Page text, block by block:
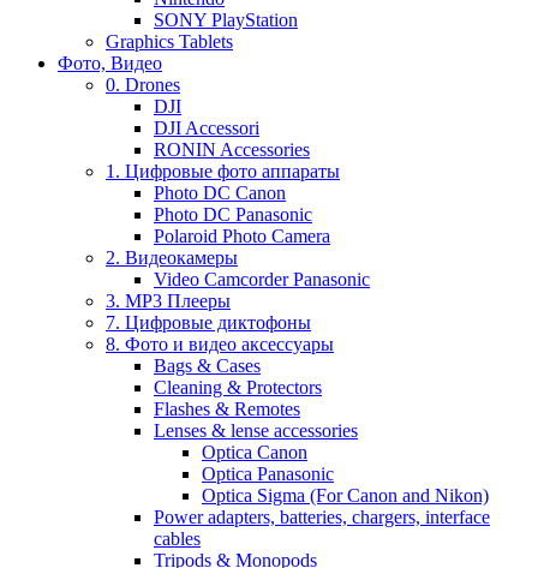
SONY PlayStation
Graphics Tablets
Фото, Видео
0. Drones
DJI
DJI Accessori
RONIN Accessories
1. Цифровые фото аппараты
Photo DC Canon
Photo DC Panasonic
Polaroid Photo Camera
2. Видеокамеры
Video Camcorder Panasonic
3. MP3 Плееры
7. Цифровые диктофоны
8. Фото и видео аксессуары
Bags & Cases
Cleaning & Protectors
Flashes & Remotes
Lenses & lense accessories
Optica Canon
Optica Panasonic
Optica Sigma (For Canon and Nikon)
Power adapters, batteries, chargers, interface
cables
Tripods & Monopods